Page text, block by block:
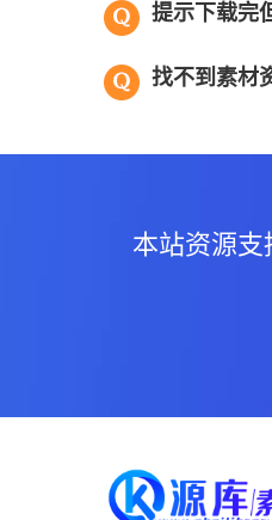
提示下载完
找不到素材
本站资源